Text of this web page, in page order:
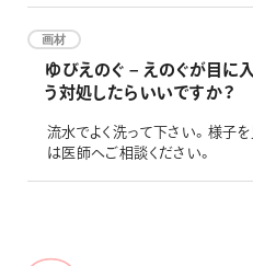
ます。口に残っている場合があり
がいをするか、濡れた布等でお
なお、本製品は、欧州玩具安全
配合です
画材
ゆびえのぐ – えのぐが目に
う対処したらいいですか？
流水でよく洗って下さい。様子
は医師へご相談ください。